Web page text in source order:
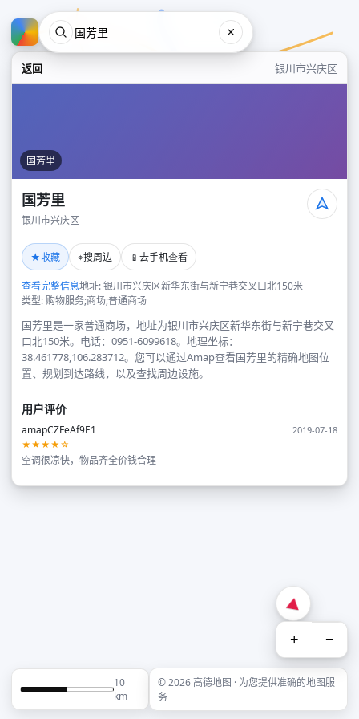
返回 银川市兴庆区
国芳里
国芳里
银川市兴庆区
★收藏 ⌖搜周边 📱 去手机查看
查看完整信息地址: 银川市兴庆区新华东街与新宁巷交叉口北150米
类型: 购物服务;商场;普通商场
国芳里是一家普通商场，地址为银川市兴庆区新华东街与新宁巷交叉
口北150米。电话：0951-6099618。地理坐标：
38.461778,106.283712。您可以通过Amap查看国芳里的精确地图位
置、规划到达路线，以及查找周边设施。
用户评价
amapCZFeAf9E1
2019-07-18
★★★★☆
空调很凉快，物品齐全价钱合理
+ −
10
km
© 2026 高德地图 · 为您提供准确的地图服
务